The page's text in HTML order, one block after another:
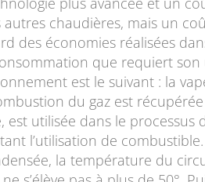
autres chaudières, mais un
des économies réalisées
que requiert son
est le suivant : la
du gaz est
est utilisée dans le processus
l’utilisation de
la température du